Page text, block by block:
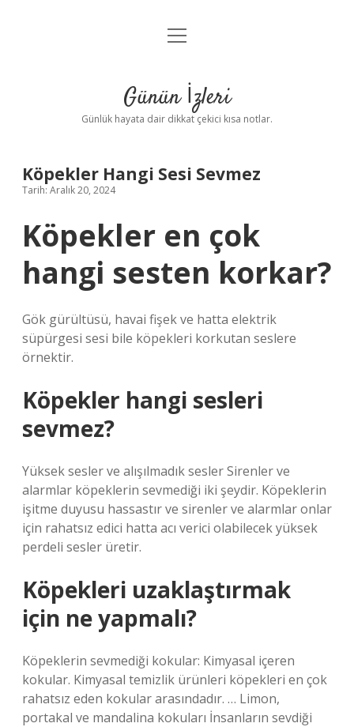
Anasayfa
Yasal Uyarı
menüyü
Günün İzleri
Günlük hayata dair dikkat çekici kısa notlar.
Köpekler Hangi Sesi Sevmez
Tarih: Aralık 20, 2024
Köpekler en çok
hangi sesten korkar?
Gök gürültüsü, havai fişek ve hatta elektrik
süpürgesi sesi bile köpekleri korkutan seslere
örnektir.
Köpekler hangi sesleri
sevmez?
Yüksek sesler ve alışılmadık sesler Sirenler ve
alarmlar köpeklerin sevmediği iki şeydir. Köpeklerin
işitme duyusu hassastır ve sirenler ve alarmlar onlar
için rahatsız edici hatta acı verici olabilecek yüksek
perdeli sesler üretir.
Köpekleri uzaklaştırmak
için ne yapmalı?
Köpeklerin sevmediği kokular: Kimyasal içeren
kokular. Kimyasal temizlik ürünleri köpekleri en çok
rahatsız eden kokular arasındadır. … Limon,
portakal ve mandalina kokuları İnsanların sevdiği